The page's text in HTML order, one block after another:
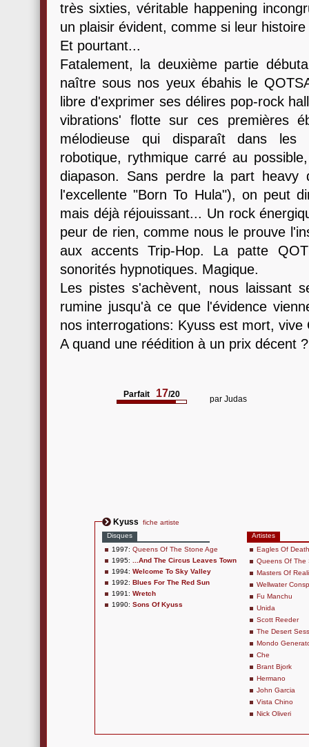
très sixties, véritable happening
un plaisir évident, comme si leur
Et pourtant...
Fatalement, la deuxième partie
naître sous nos yeux ébahis le
libre d'exprimer ses délires pop-rock
vibrations' flotte sur ces premières
mélodieuse qui disparaît dans les
robotique, rythmique carré au
diapason. Sans perdre la part
l'excellente "Born To Hula"), on peut
mais déjà réjouissant... Un rock
peur de rien, comme nous le prouve
aux accents Trip-Hop. La patte
sonorités hypnotiques. Magique.
Les pistes s'achèvent, nous laissant
rumine jusqu'à ce que l'évidence
nos interrogations: Kyuss est mort, vive
A quand une réédition à un prix décent ?
Parfait 17/20 par Judas
Kyuss
fiche artiste
Disques
1997: Queens Of The Stone Age
1995:
...And The Circus Leaves Town
1994: Welcome To Sky Valley
1992: Blues For The Red Sun
1991: Wretch
1990: Sons Of Kyuss
Artistes
Eagles Of
Queens Of The
Masters Of
Wellwater
Fu Manchu
Unida
Scott Reeder
The Desert
Mondo
Che
Brant Bjork
Hermano
John Garcia
Vista Chino
Nick Oliveri